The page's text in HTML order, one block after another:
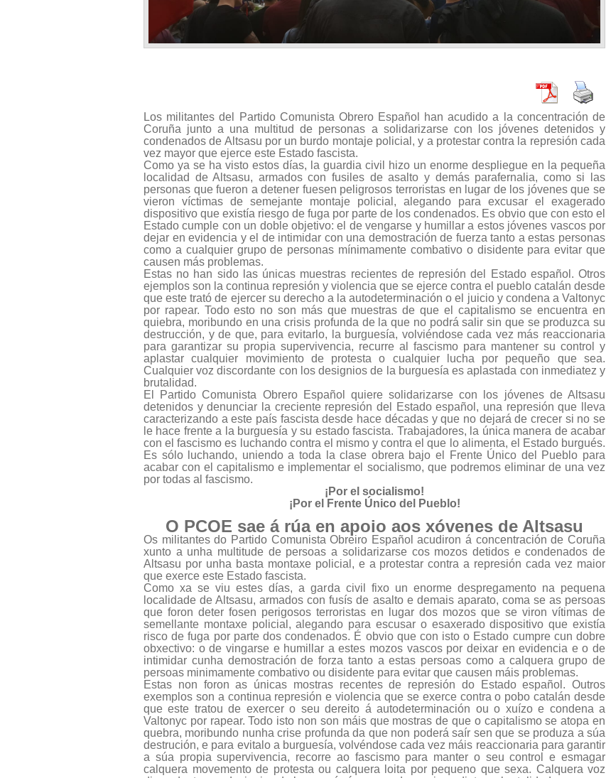
Los militantes del Partido Comunista Obrero Español han acudido a la concentración de
Coruña junto a una multitud de personas a solidarizarse con los jóvenes detenidos y
condenados de Altsasu por un burdo montaje policial, y a protestar contra la represión cada
vez mayor que ejerce este Estado fascista.
Como ya se ha visto estos días, la guardia civil hizo un enorme despliegue en la pequeña
localidad de Altsasu, armados con fusiles de asalto y demás parafernalia, como si las
personas que fueron a detener fuesen peligrosos terroristas en lugar de los jóvenes que se
vieron víctimas de semejante montaje policial, alegando para excusar el exagerado
dispositivo que existía riesgo de fuga por parte de los condenados. Es obvio que con esto el
Estado cumple con un doble objetivo: el de vengarse y humillar a estos jóvenes vascos por
dejar en evidencia y el de intimidar con una demostración de fuerza tanto a estas personas
como a cualquier grupo de personas mínimamente combativo o disidente para evitar que
causen más problemas.
Estas no han sido las únicas muestras recientes de represión del Estado español. Otros
ejemplos son la continua represión y violencia que se ejerce contra el pueblo catalán desde
que este trató de ejercer su derecho a la autodeterminación o el juicio y condena a Valtonyc
por rapear. Todo esto no son más que muestras de que el capitalismo se encuentra en
quiebra, moribundo en una crisis profunda de la que no podrá salir sin que se produzca su
destrucción, y de que, para evitarlo, la burguesía, volviéndose cada vez más reaccionaria
para garantizar su propia supervivencia, recurre al fascismo para mantener su control y
aplastar cualquier movimiento de protesta o cualquier lucha por pequeño que sea.
Cualquier voz discordante con los designios de la burguesía es aplastada con inmediatez y
brutalidad.
El Partido Comunista Obrero Español quiere solidarizarse con los jóvenes de Altsasu
detenidos y denunciar la creciente represión del Estado español, una represión que lleva
caracterizando a este país fascista desde hace décadas y que no dejará de crecer si no se
le hace frente a la burguesía y su estado fascista. Trabajadores, la única manera de acabar
con el fascismo es luchando contra el mismo y contra el que lo alimenta, el Estado burgués.
Es sólo luchando, uniendo a toda la clase obrera bajo el Frente Único del Pueblo para
acabar con el capitalismo e implementar el socialismo, que podremos eliminar de una vez
por todas al fascismo.
¡Por el socialismo!
¡Por el Frente Único del Pueblo!
O PCOE sae á rúa en apoio aos xóvenes de Altsasu
Os militantes do Partido Comunista Obreiro Español acudiron á concentración de Coruña
xunto a unha multitude de persoas a solidarizarse cos mozos detidos e condenados de
Altsasu por unha basta montaxe policial, e a protestar contra a represión cada vez maior
que exerce este Estado fascista.
Como xa se viu estes días, a garda civil fixo un enorme despregamento na pequena
localidade de Altsasu, armados con fusís de asalto e demais aparato, coma se as persoas
que foron deter fosen perigosos terroristas en lugar dos mozos que se viron vítimas de
semellante montaxe policial, alegando para escusar o esaxerado dispositivo que existía
risco de fuga por parte dos condenados. É obvio que con isto o Estado cumpre cun dobre
obxectivo: o de vingarse e humillar a estes mozos vascos por deixar en evidencia e o de
intimidar cunha demostración de forza tanto a estas persoas como a calquera grupo de
persoas minimamente combativo ou disidente para evitar que causen máis problemas.
Estas non foron as únicas mostras recentes de represión do Estado español. Outros
exemplos son a continua represión e violencia que se exerce contra o pobo catalán desde
que este tratou de exercer o seu dereito á autodeterminación ou o xuízo e condena a
Valtonyc por rapear. Todo isto non son máis que mostras de que o capitalismo se atopa en
quebra, moribundo nunha crise profunda da que non poderá saír sen que se produza a súa
destrución, e para evitalo a burguesía, volvéndose cada vez máis reaccionaria para garantir
a súa propia supervivencia, recorre ao fascismo para manter o seu control e esmagar
calquera movemento de protesta ou calquera loita por pequeno que sexa. Calquera voz